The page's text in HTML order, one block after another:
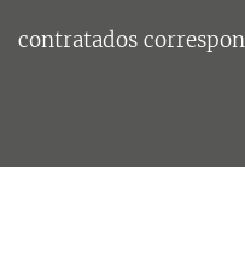
contratados